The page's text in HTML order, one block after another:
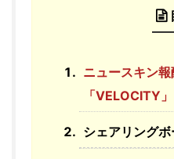
ニュースキン
「VELOCITY」
シェアリングボ